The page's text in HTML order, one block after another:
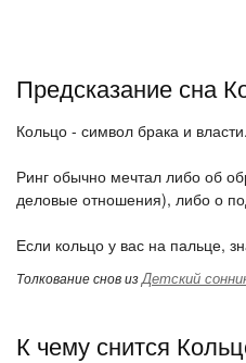
Предсказание сна
Кольцо - символ брака и власти.
Ринг обычно мечтал либо об
деловые отношения), либо о
Если кольцо у вас на пальце,
Толкование снов изДетский
К чему снится